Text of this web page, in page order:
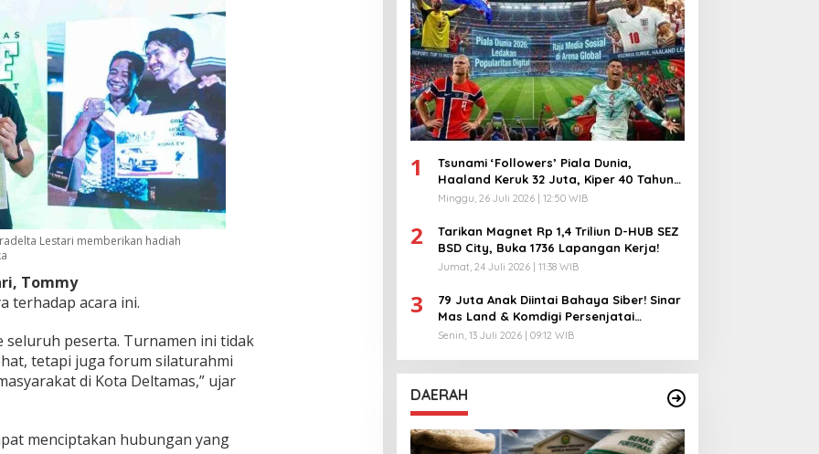
Lestari memberikan hadiah
Tommy
terhadap acara ini.
seluruh peserta. Turnamen ini tidak
tetapi juga forum silaturahmi
di Kota Deltamas,” ujar
menciptakan hubungan yang
1
Tsunami ‘Followers’ Piala Dunia,
Haaland Keruk 32 Juta, Kiper 40 Tahun
Bikin Geger!
Minggu, 26 Juli 2026 | 12:50 WIB
2
Tarikan Magnet Rp 1,4 Triliun D-HUB SEZ
BSD City, Buka 1736 Lapangan Kerja!
Jumat, 24 Juli 2026 | 11:38 WIB
3
79 Juta Anak Diintai Bahaya Siber! Sinar
Mas Land & Komdigi Persenjatai
Ratusan Guru!
Senin, 13 Juli 2026 | 09:12 WIB
DAERAH